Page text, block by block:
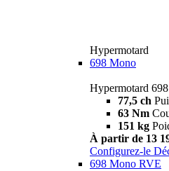
Hypermotard
698 Mono
Hypermotard
77,5 ch
63 Nm
151 kg
À partir de 13
Configurez-le
698 Mono RVE